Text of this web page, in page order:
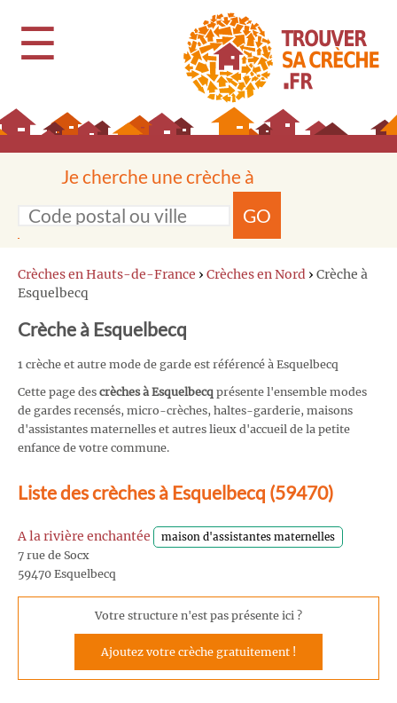
☰
Je cherche une crèche à
GO
Crèches en Hauts-de-France › Crèches en Nord › Crèche à
Esquelbecq
Crèche à Esquelbecq
1 crèche et autre mode de garde est référencé à Esquelbecq
Cette page des crèches à Esquelbecq présente l'ensemble modes
de gardes recensés, micro-crèches, haltes-garderie, maisons
d'assistantes maternelles et autres lieux d'accueil de la petite
enfance de votre commune.
Liste des crèches à Esquelbecq (59470)
A la rivière enchantée maison d'assistantes maternelles
7 rue de Socx
59470 Esquelbecq
Votre structure n'est pas présente ici ?
Ajoutez votre crèche gratuitement !